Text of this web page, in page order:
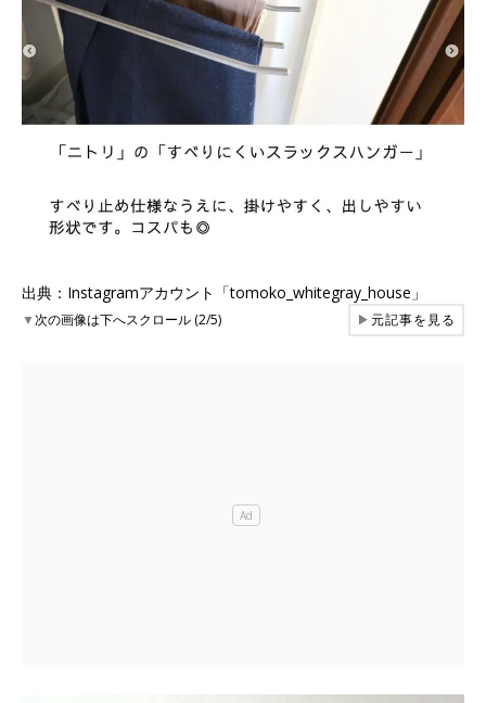
出典：Instagramアカウント「tomoko_whitegray_house」
▼次の画像は下へスクロール (2/5) ▶元記事を見る